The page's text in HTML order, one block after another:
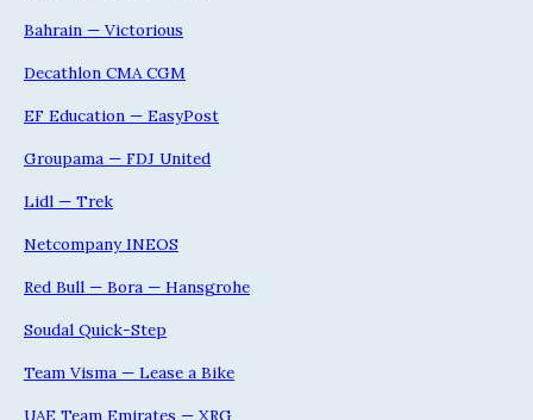
Bahrain — Victorious
Decathlon CMA CGM
EF Education — EasyPost
Groupama — FDJ United
Lidl — Trek
Netcompany INEOS
Red Bull — Bora — Hansgrohe
Soudal Quick-Step
Team Visma — Lease a Bike
UAE Team Emirates — XRG